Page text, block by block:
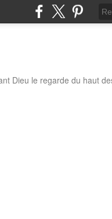
Dieu le regarde du haut